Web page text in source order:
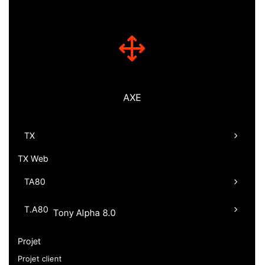
AXE
TX
TX Web
TA80
T.A80 Tony Alpha 8.0
Projet
Projet client